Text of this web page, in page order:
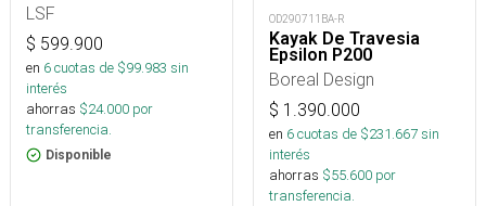
LSF
$ 599.900
en 6cuotas de $99.983 sin
interés
ahorras $24.000 por
transferencia.
Disponible
OD290711BA-R
Kayak De Travesia
Epsilon P200
Boreal Design
$ 1.390.000
en 6cuotas de $231.667sin
interés
ahorras $55.600 por
transferencia.